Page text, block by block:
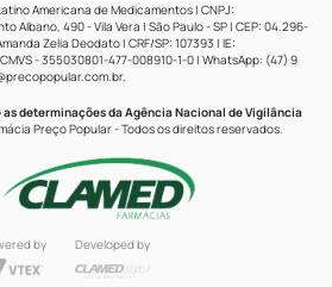
Latino Americana de Medicamentos | CNPJ:
Albano, 490 - Vila Vera | São Paulo - SP | CEP: 04.296-
Zelia Deodato | CRF/SP: 107393 | IE:
CMVS - 355030801-477-008910-1-0 | WhatsApp: (47) 9
.
as determinações da Agência Nacional de Vigilância
Preço Popular - Todos os direitos reservados.
by Developed by